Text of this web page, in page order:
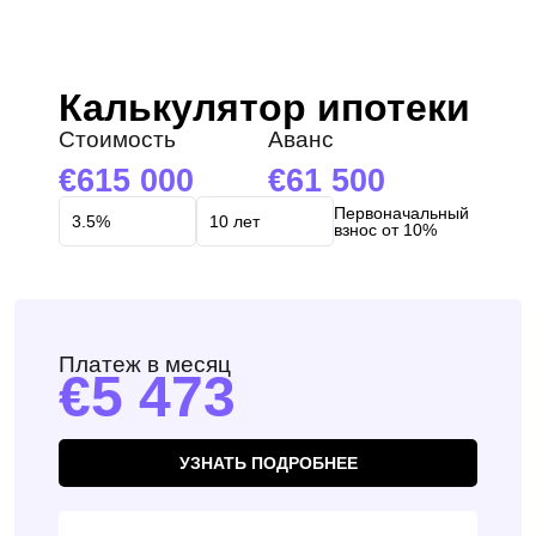
Калькулятор ипотеки
Стоимость
615 000
Аванс
61 500
Первоначальный
взнос от 10%
Платеж в месяц
5 473
УЗНАТЬ ПОДРОБНЕЕ